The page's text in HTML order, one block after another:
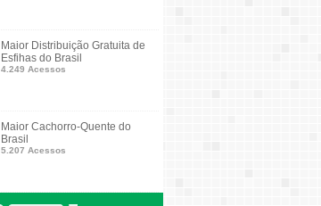
Maior Distribuição Gratuita de
Esfihas do Brasil
4.249 Acessos
Maior Cachorro-Quente do
Brasil
5.207 Acessos